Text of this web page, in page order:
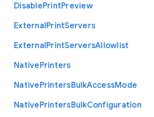
DisablePrintPreview
ExternalPrintServers
ExternalPrintServersAllowlist
NativePrinters
NativePrintersBulkAccessMode
NativePrintersBulkConfiguration